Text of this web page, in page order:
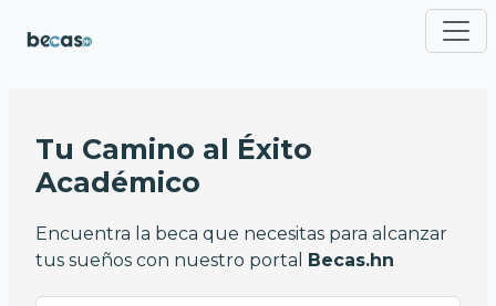
Tu Camino al Éxito
Académico
Encuentra la beca que necesitas para alcanzar
tus sueños con nuestro portal Becas.hn